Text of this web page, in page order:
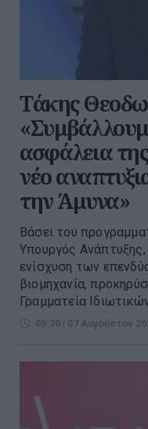
Τάκης
ασφάλεια
νέο
την Άμυνα»
Βάσει του
Υπουργός
ενίσχυση των
βιομηχανία,
Γραμματεία
09:30 | 07 Αυγούστου